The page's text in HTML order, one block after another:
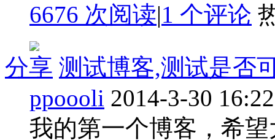
6676 次阅读|1 个评论
分享 测试博客,测试是否
ppoooli 2014-3-30 16:22
我的第一个博客，希